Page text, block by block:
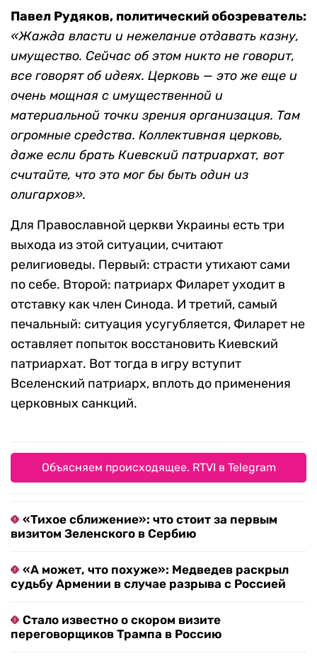
Павел Рудяков, политический обозреватель:
«Жажда власти и нежелание отдавать казну,
имущество. Сейчас об этом никто не говорит,
все говорят об идеях. Церковь — это же еще и
очень мощная с имущественной и
материальной точки зрения организация. Там
огромные средства. Коллективная церковь,
даже если брать Киевский патриархат, вот
считайте, что это мог бы быть один из
олигархов».
Для Православной церкви Украины есть три
выхода из этой ситуации, считают
религиоведы. Первый: страсти утихают сами
по себе. Второй: патриарх Филарет уходит в
отставку как член Синода. И третий, самый
печальный: ситуация усугубляется, Филарет не
оставляет попыток восстановить Киевский
патриархат. Вот тогда в игру вступит
Вселенский патриарх, вплоть до применения
церковных санкций.
Объясняем происходящее. RTVI в Telegram
«Тихое сближение»: что стоит за первым
визитом Зеленского в Сербию
«А может, что похуже»: Медведев раскрыл
судьбу Армении в случае разрыва с Россией
Стало известно о скором визите
переговорщиков Трампа в Россию